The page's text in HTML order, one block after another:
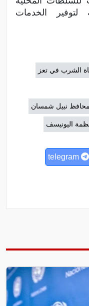
لتوفير الخدمات
الشرب في تعز
نبيل شمسان
اليونيسف